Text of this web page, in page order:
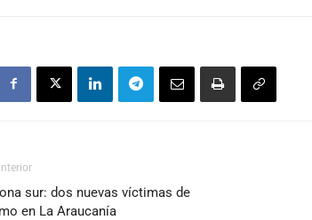
sur: dos nuevas víctimas de
en La Araucanía